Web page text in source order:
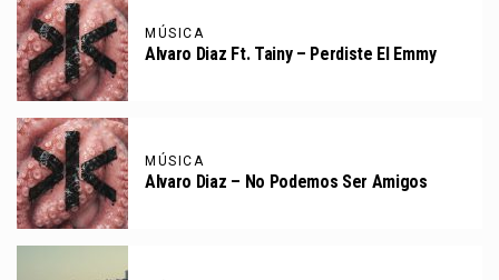
MÚSICA
Alvaro Diaz Ft. Tainy – Perdiste El Emmy
MÚSICA
Alvaro Diaz – No Podemos Ser Amigos